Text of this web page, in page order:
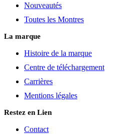
Nouveautés
Toutes les Montres
La marque
Histoire de la marque
Centre de téléchargement
Carrières
Mentions légales
Restez en Lien
Contact